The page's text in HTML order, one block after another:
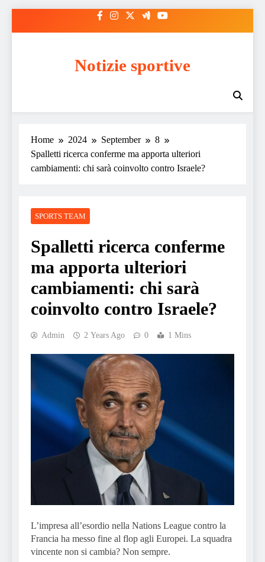
Notizie sportive
Home 2024 September
8
Spalletti ricerca conferme ma apporta ulteriori
cambiamenti: chi sarà coinvolto contro Israele?
SPORTS TEAM
Spalletti ricerca conferme
ma apporta ulteriori
cambiamenti: chi sarà
coinvolto contro Israele?
Admin 2 Years Ago 0 1 Mins
L’impresa all’esordio nella Nations League contro la
Francia ha messo fine al flop agli Europei. La squadra
vincente non si cambia? Non sempre.